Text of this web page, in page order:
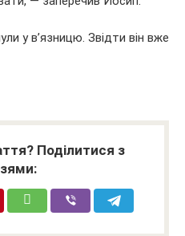
у в’язницю. Звідти він вже
Поділитися з